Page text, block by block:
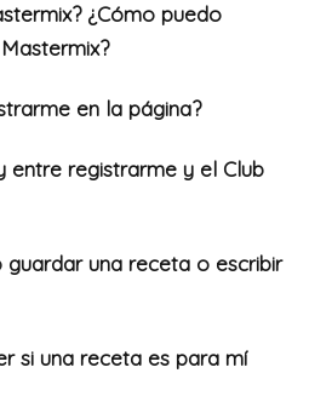
¿Cómo puedo
en la página?
entre registrarme y el Club
guardar una receta o escribir
si una receta es para mí